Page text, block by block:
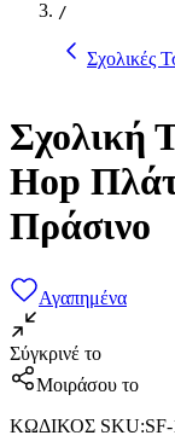
/
Σχολικές
Σχολική
Hop
Πράσινο
Αγαπημένα
Σύγκρινέ το
Μοιράσου το
ΚΩΔΙΚΟΣ SKU: